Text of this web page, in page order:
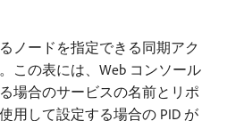
ノードを指定できる同期アク
この表には、Web コンソール
場合のサービスの名前とリポ
用して設定する場合の PID が